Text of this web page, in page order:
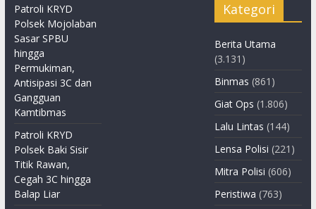
Patroli KRYD
Polsek Mojolaban
Sasar SPBU
hingga
Permukiman,
Antisipasi 3C dan
Gangguan
Kamtibmas
Patroli KRYD
Polsek Baki Sisir
Titik Rawan,
Cegah 3C hingga
Balap Liar
Kategori
Berita Utama
(3.131)
Binmas (861)
Giat Ops (1.806)
Lalu Lintas (144)
Lensa Polisi (221)
Mitra Polisi (606)
Peristiwa (763)